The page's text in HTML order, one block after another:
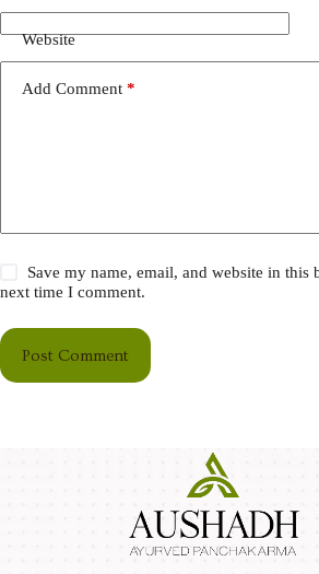
Website
Add Comment *
Save my name, email, and website in this
next time I comment.
Post Comment